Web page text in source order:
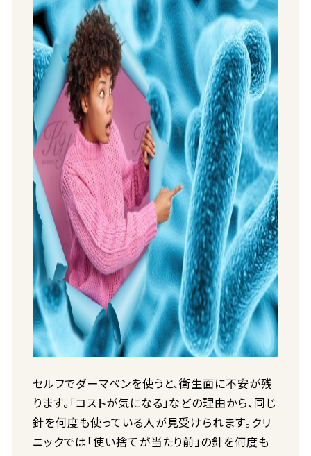
セルフでダーマペンを使うと、衛生面に不安が残
ります。「コストが気になる」などの理由から、同じ
針を何度も使っている人が見受けられます。クリ
ニックでは「使い捨てが当たり前」の針を何度も